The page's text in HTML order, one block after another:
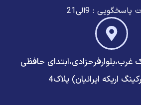
: 9الی21
حافظی
اریکه ایرانیان) پلاک4